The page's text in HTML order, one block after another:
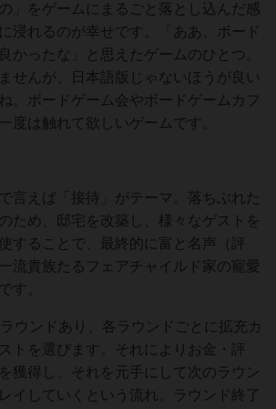
」をゲームにまるごと落とし込んだ感
浸れるのが幸せです。「ああ、ボード
かったな」と思えたゲームのひとつ。
せんが、日本語版じゃないほうが良い
。ボードゲーム会やボードゲームカフ
度は触れて欲しいゲームです。
言えば「接待」がテーマ。落ちぶれた
ため、邸宅を改築し、様々なゲストを
することで、最終的に富と名声（評
流貴族たるフェアチャイルド家の寵愛
す。
ウンドあり、各ラウンドごとに拡充カ
トを選びます。それによりお金・評
獲得し、それを元手にして次のラウン
イしていくという流れ。ラウンド終了